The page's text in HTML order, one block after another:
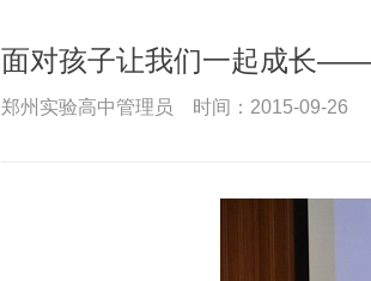
面对孩子让我们一起成长
郑州实验高中管理员 时间：2015-09-26